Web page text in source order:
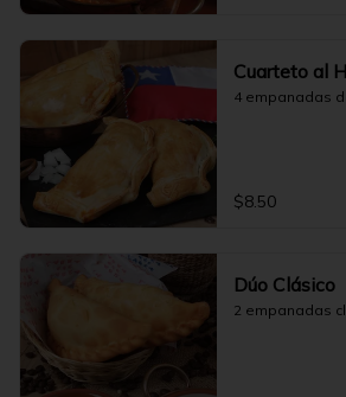
Cuarteto al
4 empanadas
$8.50
Dúo Clásico
2 empanadas